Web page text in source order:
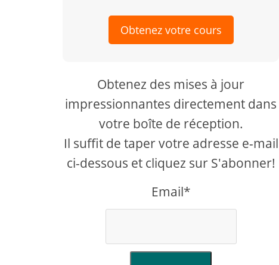
Obtenez votre cours
Obtenez des mises à jour
impressionnantes directement dans
votre boîte de réception.
Il suffit de taper votre adresse e-mail
ci-dessous et cliquez sur S'abonner!
Email*